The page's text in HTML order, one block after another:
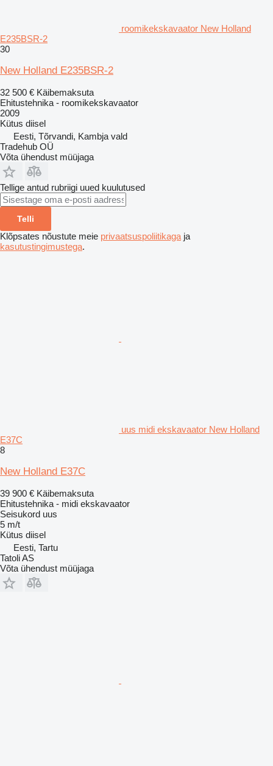
roomikekskavaator New Holland
E235BSR-2
30
New Holland E235BSR-2
32 500 € Käibemaksuta
Ehitustehnika - roomikekskavaator
2009
Kütus diisel
Eesti, Tõrvandi, Kambja vald
Tradehub OÜ
Võta ühendust müüjaga
Tellige antud rubriigi uued kuulutused
Telli
Klõpsates nõustute meie privaatsuspoliitikaga ja
kasutustingimustega.
uus midi ekskavaator New Holland
E37C
8
New Holland E37C
39 900 € Käibemaksuta
Ehitustehnika - midi ekskavaator
Seisukord uus
5 m/t
Kütus diisel
Eesti, Tartu
Tatoli AS
Võta ühendust müüjaga